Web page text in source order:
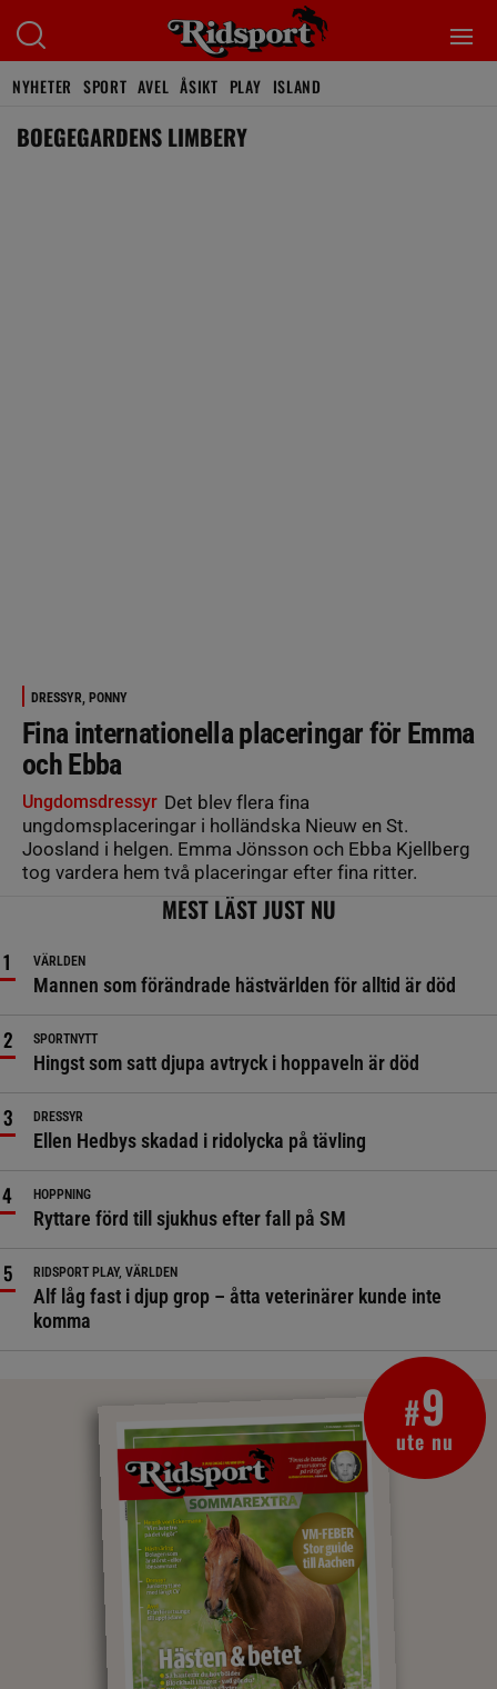
NYHETER SPORT AVEL ÅSIKT PLAY ISLAND
BOEGEGARDENS LIMBERY
DRESSYR, PONNY
Fina internationella placeringar för Emma
och Ebba
Ungdomsdressyr Det blev flera fina
ungdomsplaceringar i holländska Nieuw en St.
Joosland i helgen. Emma Jönsson och Ebba Kjellberg
tog vardera hem två placeringar efter fina ritter.
MEST LÄST JUST NU
VÄRLDEN
Mannen som förändrade hästvärlden för alltid är död
SPORTNYTT
Hingst som satt djupa avtryck i hoppaveln är död
DRESSYR
Ellen Hedbys skadad i ridolycka på tävling
HOPPNING
Ryttare förd till sjukhus efter fall på SM
RIDSPORT PLAY, VÄRLDEN
Alf låg fast i djup grop – åtta veterinärer kunde inte
komma
#9
ute nu